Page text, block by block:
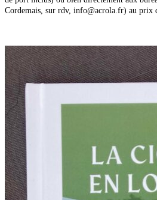
Cordemais, sur rdv, info@acrola.fr) au prix